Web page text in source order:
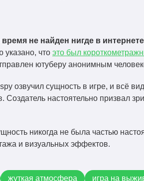
не найден нигде в интернете
указано, что это был
ютуберу анонимным
озвучил сущность в игре, и всё
настоятельно призвал
никогда не была частью
и визуальных эффектов.
жуткая атмосфера игра на